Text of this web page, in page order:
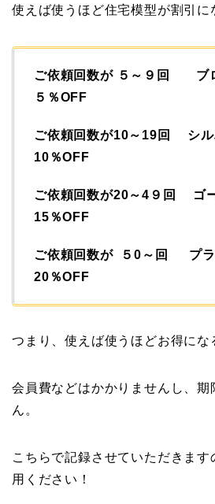
使えば使うほど住宅模型が割引に
ご依頼回数が ５～９回 ブ
５％OFF
ご依頼回数が10～19回 シ
10％OFF
ご依頼回数が20～4９回 ゴ
15％OFF
ご依頼回数が ５0～回 プ
20％OFF
つまり、使えば使うほどお得にな
会員費などはかかりませんし、期
ん。
こちらで記録させていただきます
用ください！